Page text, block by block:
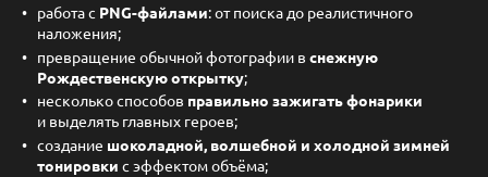
работа с PNG-файлами: от поиска до реалистичного
наложения;
превращение обычной фотографии в снежную
Рождественскую открытку;
несколько способов правильно зажигать фонарики
и выделять главных героев;
создание шоколадной, волшебной и холодной зимней
тонировки с эффектом объёма;